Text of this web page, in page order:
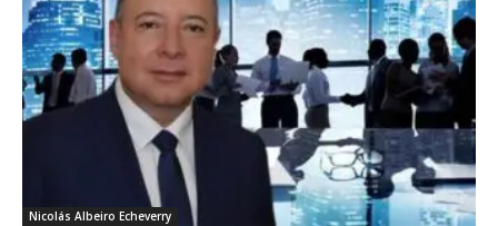
Nicolás Albeiro Echeverry